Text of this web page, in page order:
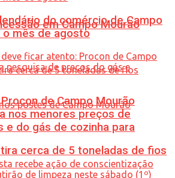
em Campo Mourão
cerca de 5 toneladas de fios
do comércio de Campo
o mês de agosto
de Campo Mourão
nos menores preços de
e do gás de cozinha para